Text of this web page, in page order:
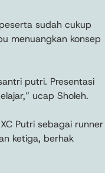
sudah cukup
menuangkan konsep
putri. Presentasi
ucap Sholeh.
Putri sebagai runner
ketiga, berhak